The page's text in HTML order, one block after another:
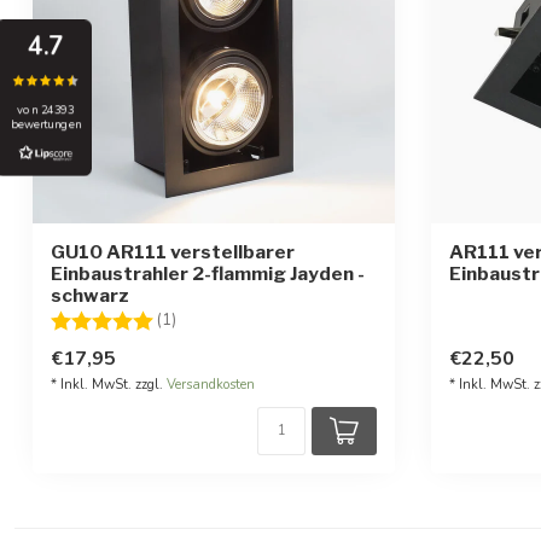
GU10 AR111 verstellbarer
Einbaustrahler 2-flammig Jayden -
schwarz
Bewertung:
(1)
€17,95
* Inkl. MwSt. zzgl. Versandkosten
AR111
€22,50
* Inkl. MwSt.
4.7
von 24393
bewertungen